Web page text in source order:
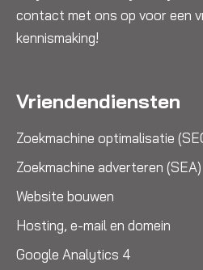
contact met ons op voor een
kennismaking!
Vriendendiensten
Zoekmachine optimalisatie
Zoekmachine adverteren (SEA)
Website bouwen
Hosting, e-mail en domein
Google Analytics 4